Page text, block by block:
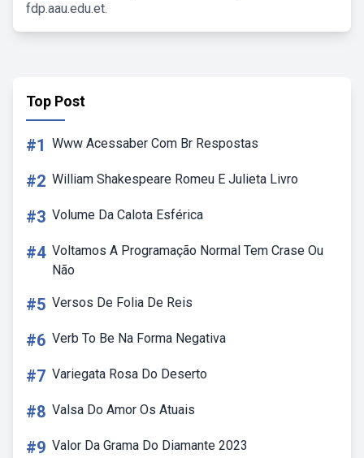
fdp.aau.edu.et.
Top Post
#1 Www Acessaber Com Br Respostas
#2 William Shakespeare Romeu E Julieta Livro
#3 Volume Da Calota Esférica
#4 Voltamos A Programação Normal Tem Crase Ou
Não
#5 Versos De Folia De Reis
#6 Verb To Be Na Forma Negativa
#7 Variegata Rosa Do Deserto
#8 Valsa Do Amor Os Atuais
#9 Valor Da Grama Do Diamante 2023